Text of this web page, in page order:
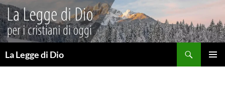
Vai
al
contenuto
La Legge di Dio